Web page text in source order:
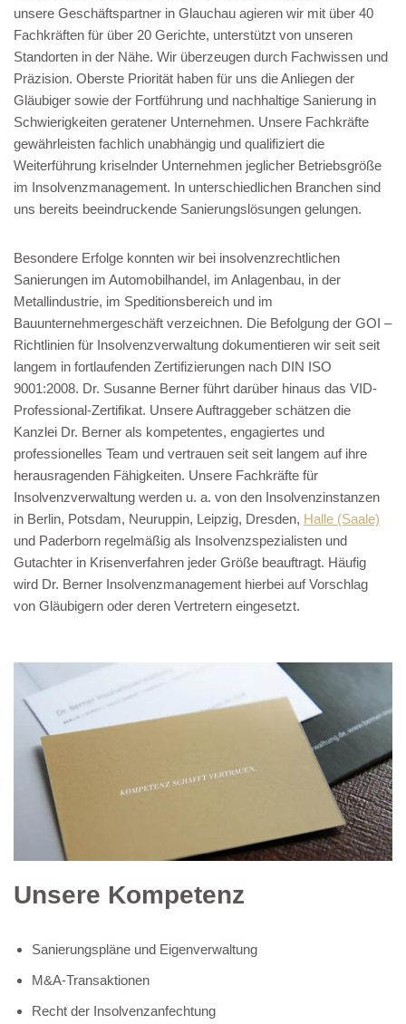
unsere Geschäftspartner in Glauchau agieren wir mit über 40
Fachkräften für über 20 Gerichte, unterstützt von unseren
Standorten in der Nähe. Wir überzeugen durch Fachwissen und
Präzision. Oberste Priorität haben für uns die Anliegen der
Gläubiger sowie der Fortführung und nachhaltige Sanierung in
Schwierigkeiten geratener Unternehmen. Unsere Fachkräfte
gewährleisten fachlich unabhängig und qualifiziert die
Weiterführung kriselnder Unternehmen jeglicher Betriebsgröße
im Insolvenzmanagement. In unterschiedlichen Branchen sind
uns bereits beeindruckende Sanierungslösungen gelungen.
Besondere Erfolge konnten wir bei insolvenzrechtlichen
Sanierungen im Automobilhandel, im Anlagenbau, in der
Metallindustrie, im Speditionsbereich und im
Bauunternehmergeschäft verzeichnen. Die Befolgung der GOI –
Richtlinien für Insolvenzverwaltung dokumentieren wir seit seit
langem in fortlaufenden Zertifizierungen nach DIN ISO
9001:2008. Dr. Susanne Berner führt darüber hinaus das VID-
Professional-Zertifikat. Unsere Auftraggeber schätzen die
Kanzlei Dr. Berner als kompetentes, engagiertes und
professionelles Team und vertrauen seit seit langem auf ihre
herausragenden Fähigkeiten. Unsere Fachkräfte für
Insolvenzverwaltung werden u. a. von den Insolvenzinstanzen
in Berlin, Potsdam, Neuruppin, Leipzig, Dresden, Halle (Saale)
und Paderborn regelmäßig als Insolvenzspezialisten und
Gutachter in Krisenverfahren jeder Größe beauftragt. Häufig
wird Dr. Berner Insolvenzmanagement hierbei auf Vorschlag
von Gläubigern oder deren Vertretern eingesetzt.
Unsere Kompetenz
Sanierungspläne und Eigenverwaltung
M&A-Transaktionen
Recht der Insolvenzanfechtung